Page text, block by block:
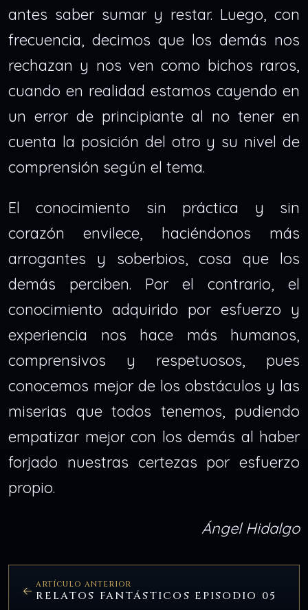
antes saber sumar y restar. Luego, con
frecuencia, decimos que los demás nos
rechazan y nos ven como bichos raros,
cuando en realidad estamos cayendo en
un error de principiante al no tener en
cuenta la posición del otro y su nivel de
comprensión según el tema.
El conocimiento sin práctica y sin
corazón envilece, haciéndonos más
arrogantes y soberbios, cosa que los
demás perciben. Por el contrario, el
conocimiento adquirido por esfuerzo y
experiencia nos hace más humanos,
comprensivos y respetuosos, pues
conocemos mejor de los obstáculos y las
miserias que todos tenemos, pudiendo
empatizar mejor con los demás al haber
forjado nuestras certezas por esfuerzo
propio.
Ángel Hidalgo
ARTÍCULO ANTERIOR
RELATOS FANTÁSTICOS EPISODIO 05